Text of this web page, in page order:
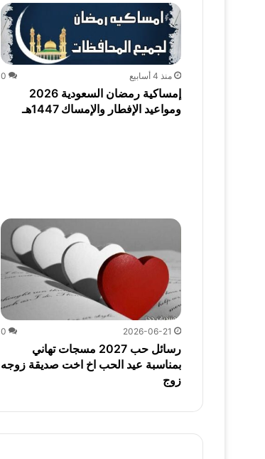
منذ 4 أسابيع 0
إمساكية رمضان السعودية 2026
ومواعيد الإفطار والإمساك 1447هـ
2026-06-21
0
رسائل حب 2027 مسجات تهاني
بمناسبة عيد الحب اخ اخت صديقة زوجه
زوج